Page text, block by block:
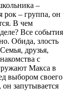
–
рок – группа, он
В чем
Все события
Обида, злость
друзья,
с
Макса в
выбором своего
запутывается